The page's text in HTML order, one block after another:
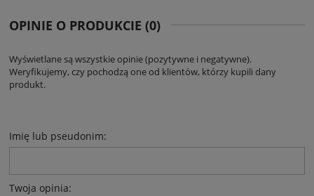
OPINIE O PRODUKCIE (0)
Wyświetlane są wszystkie opinie (pozytywne i negatywne).
Weryfikujemy, czy pochodzą one od klientów, którzy kupili dany
produkt.
Imię lub pseudonim:
Twoja opinia: